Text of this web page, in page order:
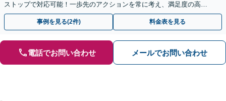
ストップで対応可能！一歩先のアクションを常に考え、満足度の高い
解決を目指します
事例を見る(2件) 料金表を見る
電話でお問い合わせ メールでお問い合わせ